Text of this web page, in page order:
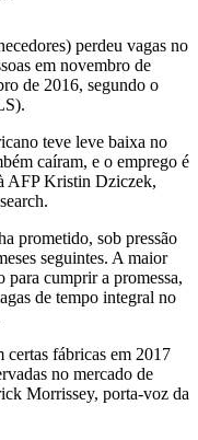
perdeu vagas no
em novembro de
de 2016, segundo o
teve leve baixa no
caíram, e o emprego é
AFP Kristin Dziczek,
prometido, sob pressão
seguintes. A maior
para cumprir a promessa,
de tempo integral no
certas fábricas em 2017
no mercado de
Morrissey, porta-voz da